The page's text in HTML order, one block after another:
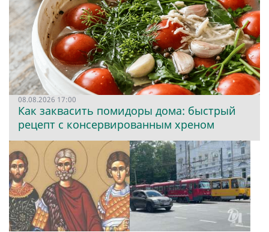
08.08.2026 17:00
Как заквасить помидоры дома: быстрый
рецепт с консервированным хреном